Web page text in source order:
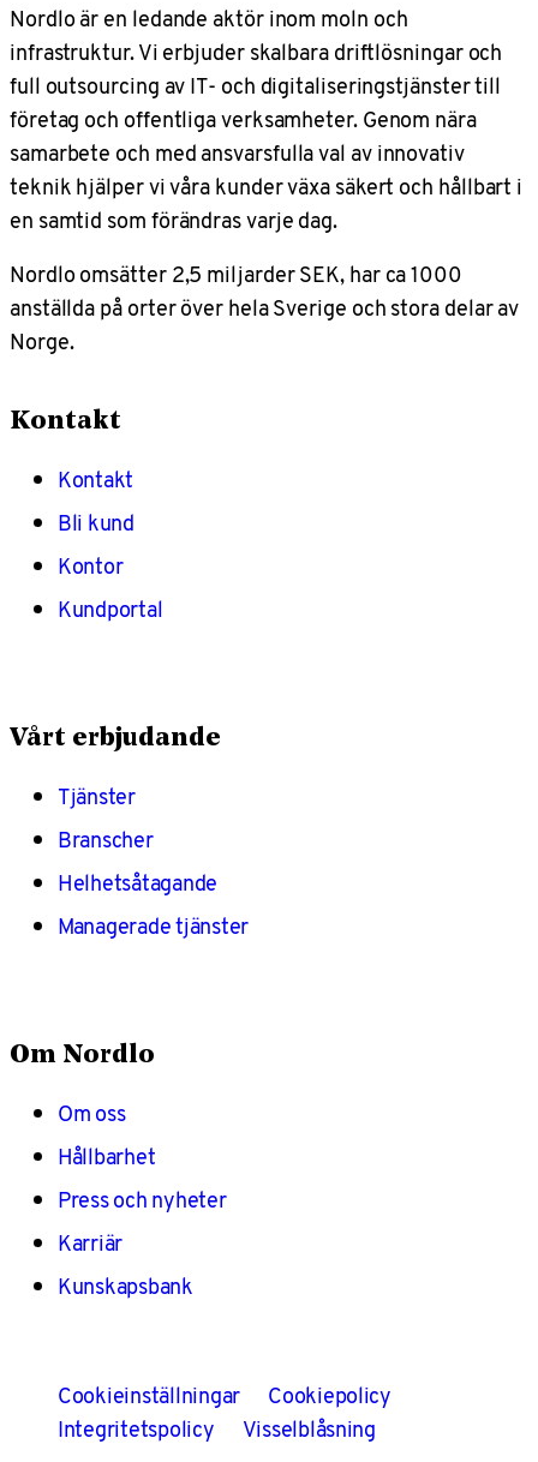
Nordlo är en ledande aktör inom moln och
infrastruktur. Vi erbjuder skalbara driftlösningar och
full outsourcing av IT- och digitaliseringstjänster till
företag och offentliga verksamheter. Genom nära
samarbete och med ansvarsfulla val av innovativ
teknik hjälper vi våra kunder växa säkert och hållbart i
en samtid som förändras varje dag.
Nordlo omsätter 2,5 miljarder SEK, har ca 1000
anställda på orter över hela Sverige och stora delar av
Norge.
Kontakt
Kontakt
Bli kund
Kontor
Kundportal
Vårt erbjudande
Tjänster
Branscher
Helhetsåtagande
Managerade tjänster
Om Nordlo
Om oss
Hållbarhet
Press och nyheter
Karriär
Kunskapsbank
Cookieinställningar
Cookiepolicy
Integritetspolicy
Visselblåsning